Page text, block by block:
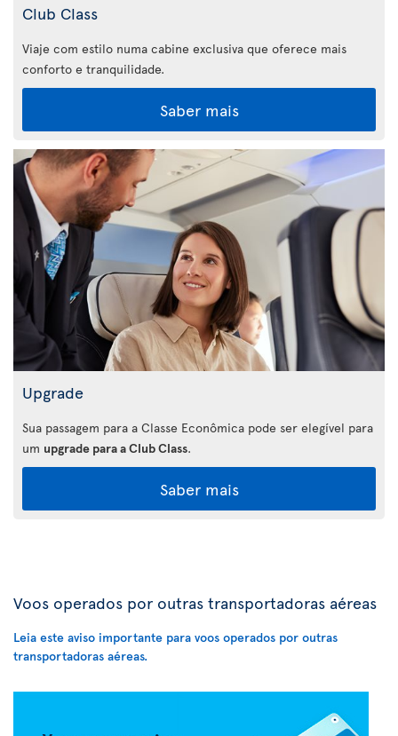
Club Class
Viaje com estilo numa cabine exclusiva que oferece mais
conforto e tranquilidade.
Saber mais
Upgrade
Sua passagem para a Classe Econômica pode ser elegível para
um upgrade para a Club Class.
Saber mais
Voos operados por outras transportadoras aéreas
Leia este aviso importante para voos operados por outras
transportadoras aéreas.